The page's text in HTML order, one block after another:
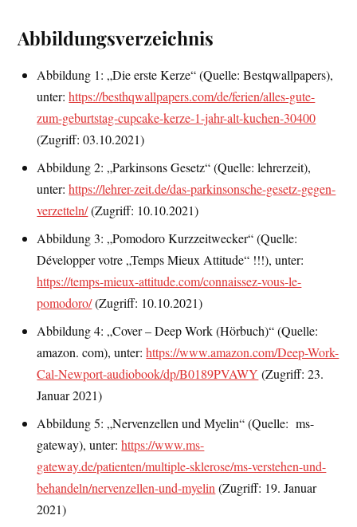
Abbildungsverzeichnis
Abbildung 1: „Die erste Kerze“ (Quelle: Bestqwallpapers),
unter:https://besthqwallpapers.com/de/ferien/alles-gute-
zum-geburtstag-cupcake-kerze-1-jahr-alt-kuchen-30400
(Zugriff: 03.10.2021)
Abbildung 2: „Parkinsons Gesetz“ (Quelle: lehrerzeit),
unter:https://lehrer-zeit.de/das-parkinsonsche-gesetz-gegen-
verzetteln/(Zugriff: 10.10.2021)
Abbildung 3: „Pomodoro Kurzzeitwecker“ (Quelle:
Développer votre „Temps Mieux Attitude“ !!!), unter:
https://temps-mieux-attitude.com/connaissez-vous-le-
pomodoro/(Zugriff: 10.10.2021)
Abbildung 4: „Cover – Deep Work (Hörbuch)“ (Quelle:
amazon. com), unter:https://www.amazon.com/Deep-Work-
Cal-Newport-audiobook/dp/B0189PVAWY (Zugriff: 23.
Januar 2021)
Abbildung 5: „Nervenzellen und Myelin“ (Quelle: ms-
gateway), unter:https://www.ms-
gateway.de/patienten/multiple-sklerose/ms-verstehen-und-
behandeln/nervenzellen-und-myelin (Zugriff: 19. Januar
2021)